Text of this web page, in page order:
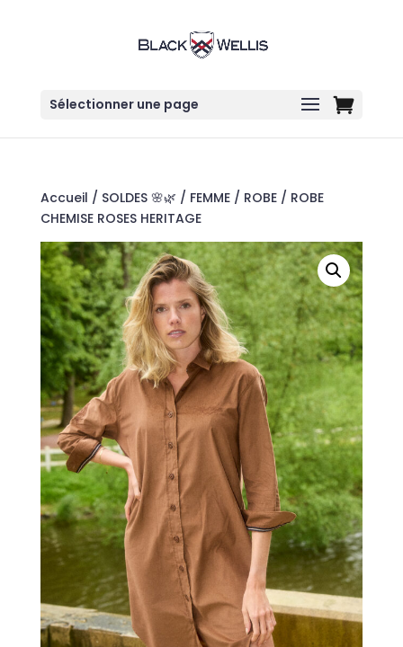
Sélectionner une page
Accueil / SOLDES 🌸🌿 / FEMME/ ROBE/ ROBE
CHEMISE ROSES HERITAGE